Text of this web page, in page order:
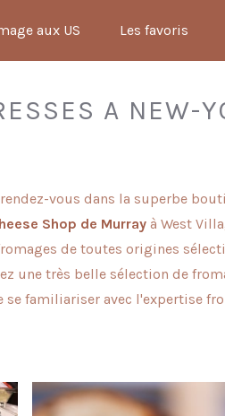
aux US Les favoris
À NEW-
vous dans la superbe
Shop de Murray à West
de toutes origines
une très belle sélection de
familiariser avec l'expertise